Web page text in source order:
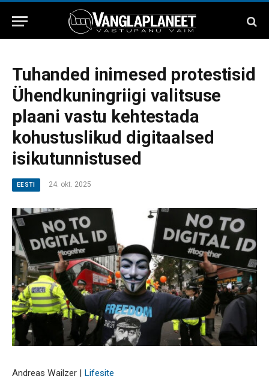
Tuhanded inimesed protestisid
Ühendkuningriigi valitsuse
plaani vastu kehtestada
kohustuslikud digitaalsed
isikutunnistused
EESTI 24. okt. 2025
Andreas Wailzer | Lifesite